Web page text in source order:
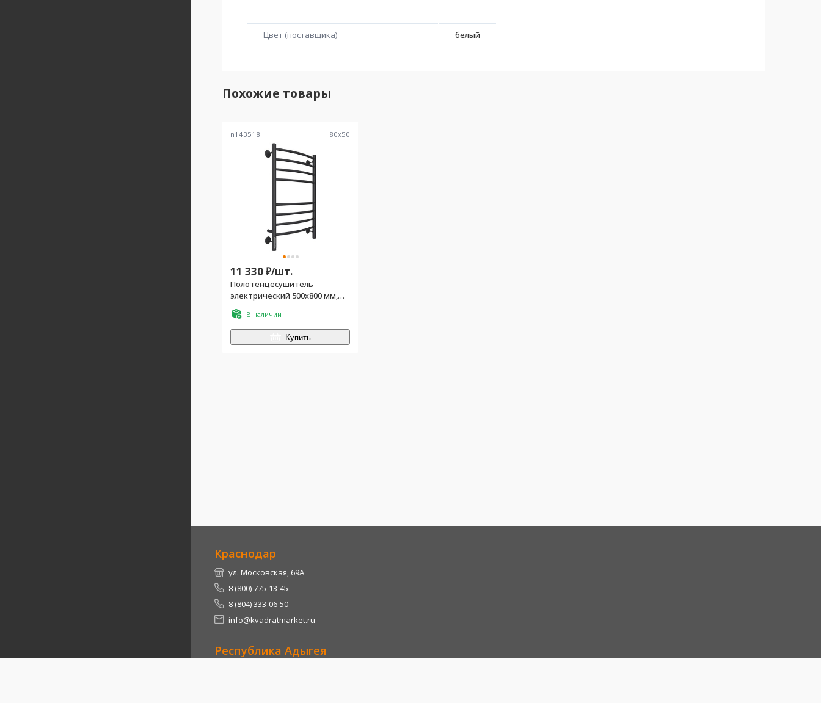
Цвет (поставщика) белый
Похожие товары
n143518 80x50
11 330₽/шт.
Полотенцесушитель
электрический 500х800 мм,
П8, встроенный диммер,
установочный набор в компл,
цв. черный матовый
В наличии
Купить
Краснодар
ул. Московская, 69А
8 (800) 775-13-45
8 (804) 333-06-50
info@kvadratmarket.ru
Республика Адыгея